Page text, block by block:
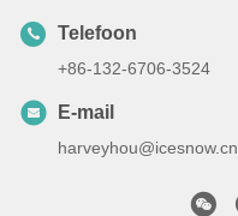
Telefoon
+86-132-6706-3524
E-mail
harveyhou@icesnow.cn